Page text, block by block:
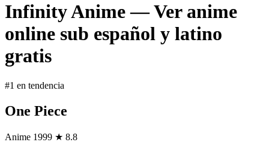
Infinity Anime — Ver anime
online sub español y latino
gratis
#1 en tendencia
One Piece
Anime 1999 ★ 8.8